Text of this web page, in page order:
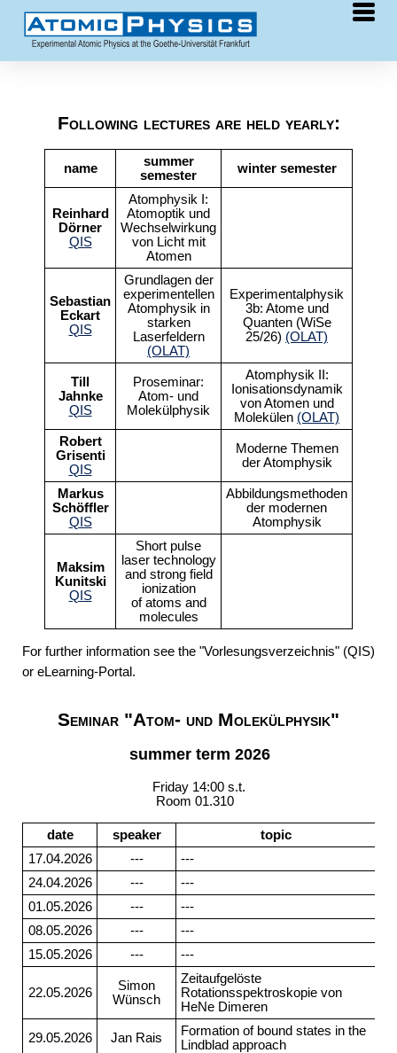
Publications
Teaching
Students
Links
Wiki
Webmail
Following lectures are held yearly:
name
summer
semester
winter semester
Reinhard
Dörner
QIS
Atomphysik I:
Atomoptik und
Wechselwirkung
von Licht mit
Atomen
Sebastian
Eckart
QIS
Grundlagen der
experimentellen
Atomphysik in
starken
Laserfeldern
(OLAT)
Experimentalphysik
3b: Atome und
Quanten (WiSe
25/26) (OLAT)
Till
Jahnke
QIS
Proseminar:
Atom- und
Molekülphysik
Atomphysik II:
Ionisationsdynamik
von Atomen und
Molekülen (OLAT)
Robert
Grisenti
QIS
Moderne Themen
der Atomphysik
Markus
Schöffler
QIS
Abbildungsmethoden
der modernen
Atomphysik
Maksim
Kunitski
QIS
Short pulse
laser technology
and strong field
ionization
of atoms and
molecules
For further information see the "Vorlesungsverzeichnis" (QIS)
or eLearning-Portal.
Seminar "Atom- und Molekülphysik"
summer term 2026
Friday 14:00 s.t.
Room 01.310
date speaker
topic
17.04.2026
---
---
24.04.2026
---
---
01.05.2026
---
---
08.05.2026
---
---
15.05.2026
--- ---
22.05.2026
Simon
Wünsch
Zeitaufgelöste
Rotationsspektroskopie von
HeNe Dimeren
29.05.2026 Jan Rais
Formation of bound states in the
Lindblad approach